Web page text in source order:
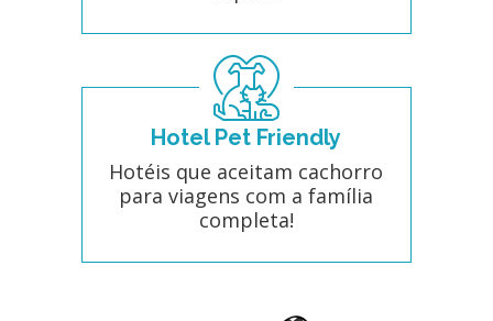
Hotel Pet Friendly
Hotéis que aceitam cachorro
para viagens com a família
completa!